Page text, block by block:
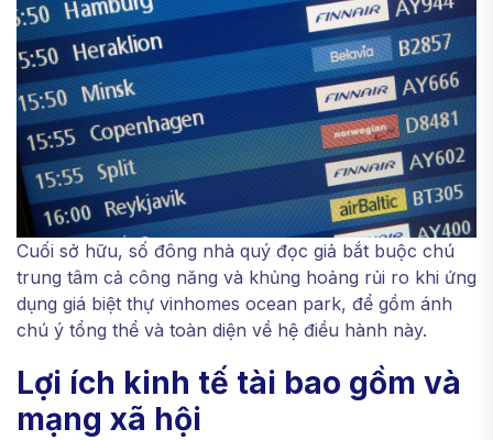
Cuối sở hữu, số đông nhà quý đọc giả bắt buộc chú
trung tâm cả công năng và khủng hoảng rủi ro khi ứng
dụng giá biệt thự vinhomes ocean park, để gồm ánh
chú ý tổng thể và toàn diện về hệ điều hành này.
Lợi ích kinh tế tài bao gồm và
mạng xã hội